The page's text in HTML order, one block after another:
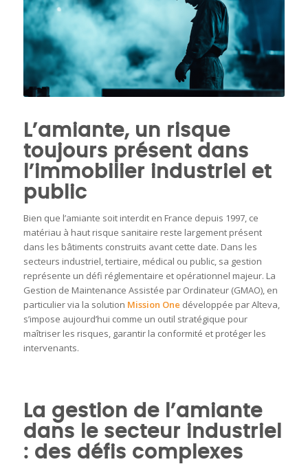
L’amiante, un risque
toujours présent dans
l’immobilier industriel et
public
Bien que l’amiante soit interdit en France depuis 1997, ce
matériau à haut risque sanitaire reste largement présent
dans les bâtiments construits avant cette date. Dans les
secteurs industriel, tertiaire, médical ou public, sa gestion
représente un défi réglementaire et opérationnel majeur. La
Gestion de Maintenance Assistée par Ordinateur (GMAO), en
particulier via la solution Mission One développée par Alteva,
s’impose aujourd’hui comme un outil stratégique pour
maîtriser les risques, garantir la conformité et protéger les
intervenants.
La gestion de l’amiante
dans le secteur industriel
: des défis complexes